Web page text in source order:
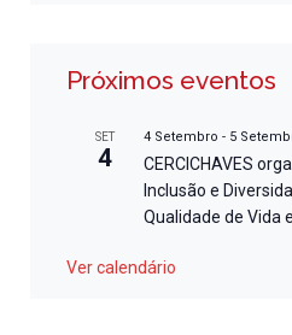
Próximos eventos
SET
4
4 Setembro - 5
CERCICHAVES
Inclusão e
Qualidade de Vida
Ver calendário